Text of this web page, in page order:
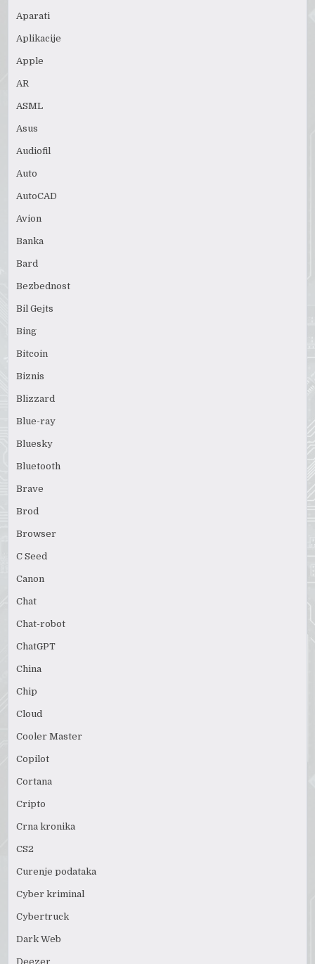
Aparati
Aplikacije
Apple
AR
ASML
Asus
Audiofil
Auto
AutoCAD
Avion
Banka
Bard
Bezbednost
Bil Gejts
Bing
Bitcoin
Biznis
Blizzard
Blue-ray
Bluesky
Bluetooth
Brave
Brod
Browser
C Seed
Canon
Chat
Chat-robot
ChatGPT
China
Chip
Cloud
Cooler Master
Copilot
Cortana
Cripto
Crna kronika
CS2
Curenje podataka
Cyber kriminal
Cybertruck
Dark Web
Deezer